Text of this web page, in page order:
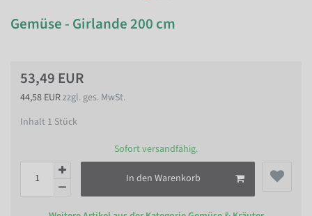
Gemüse - Girlande 200 cm
53,49 EUR
44,58 EURzzgl. ges. MwSt.
Inhalt 1 Stück
Sofort versandfähig.
In den Warenkorb